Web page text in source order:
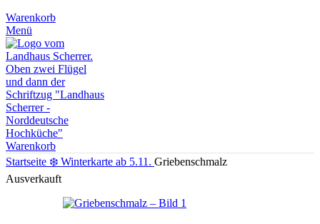
Warenkorb
Menü
Warenkorb
Startseite ❄️ Winterkarte ab 5.11. Griebenschmalz
Ausverkauft